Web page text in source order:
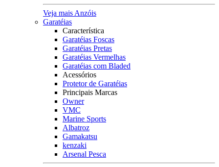
Veja mais Anzóis
Garatéias
Característica
Garatéias Foscas
Garatéias Pretas
Garatéias Vermelhas
Garatéias com Bladed
Acessórios
Protetor de Garatéias
Principais Marcas
Owner
VMC
Marine Sports
Albatroz
Gamakatsu
kenzaki
Arsenal Pesca